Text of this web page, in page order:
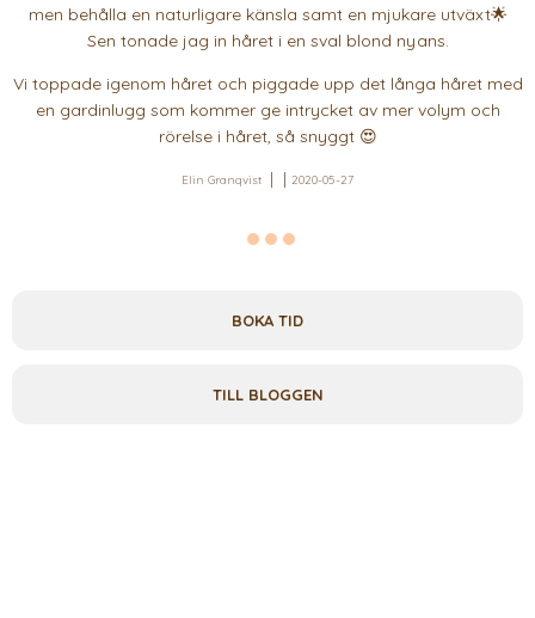
men behålla en naturligare känsla samt en mjukare utväxt🌟
Sen tonade jag in håret i en sval blond nyans.
Vi toppade igenom håret och piggade upp det långa håret med
en gardinlugg som kommer ge intrycket av mer volym och
rörelse i håret, så snyggt 😍
Elin Granqvist 2020-05-27
BOKA TID
TILL BLOGGEN